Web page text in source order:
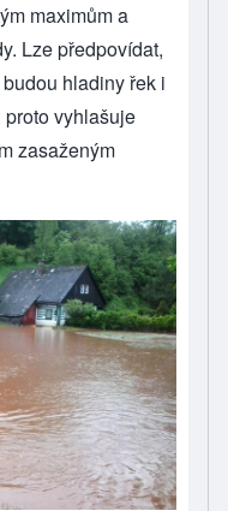
maximům a
Lze předpovídat,
hladiny řek i
vyhlašuje
zasaženým